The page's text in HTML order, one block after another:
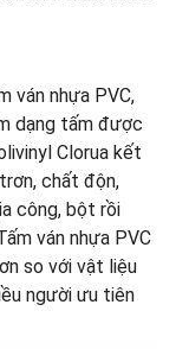
ván nhựa PVC,
dạng tấm được
Clorua kết
chất độn,
công, bột rồi
ván nhựa PVC
so với vật liệu
người ưu tiên